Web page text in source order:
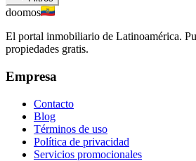
doomos
El portal inmobiliario de Latinoamérica.
propiedades gratis.
Empresa
Contacto
Blog
Términos de uso
Política de privacidad
Servicios promocionales